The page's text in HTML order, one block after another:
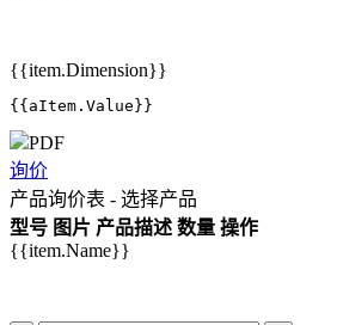
{{item.Dimension}}
{{aItem.Value}}
PDF
询价
产品询价表 - 选择产品
型号 图片 产品描述 数量 操作
{{item.Name}}